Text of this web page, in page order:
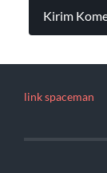
link spaceman